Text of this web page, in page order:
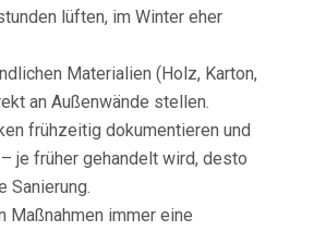
lüften, im Winter eher
Materialien (Holz, Karton,
an Außenwände stellen.
frühzeitig dokumentieren und
je früher gehandelt wird, desto
Sanierung.
Maßnahmen immer eine